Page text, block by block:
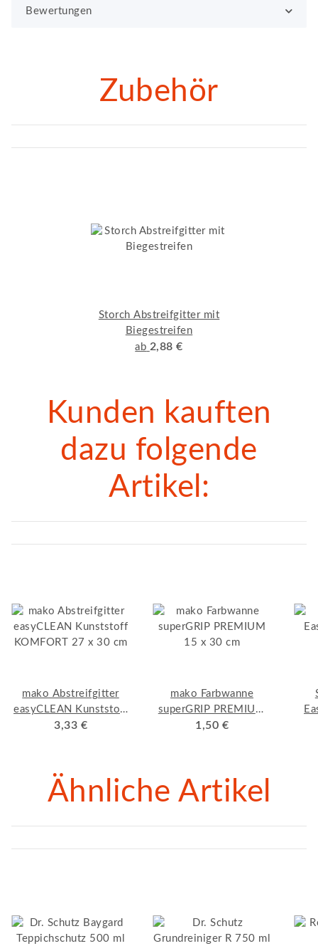
Bewertungen
Zubehör
Storch Abstreifgitter mit
Biegestreifen
ab 2,88 €
Kunden kauften
dazu folgende
Artikel:
mako Abstreifgitter
easyCLEAN Kunststoff
KOMFORT 27 x 30 cm
3,33 €
mako Farbwanne
superGRIP PREMIUM
15 x 30 cm
1,50 €
Ähnliche Artikel